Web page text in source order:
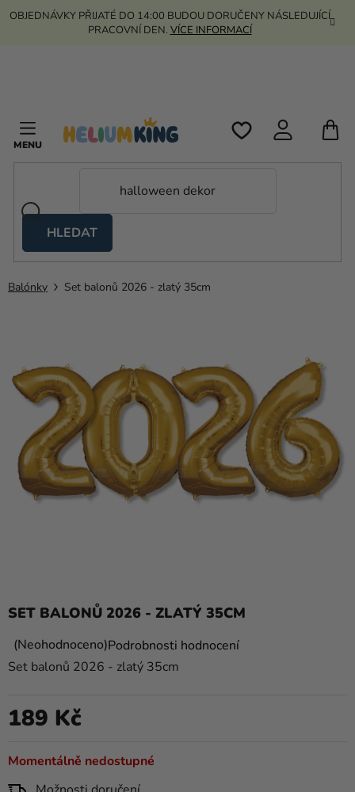
Přejít
OBJEDNÁVKY PŘIJATÉ DO 14:00 BUDOU DORUČENY NÁSLEDUJÍCÍ
PRACOVNÍ DEN. VÍCE INFORMACÍ
HLEDAT
stany
Kanekalon
balónky
Svatba
Párty
Výzdoba
a
doplňky
a
merch
Kreativní
Balónky Set balonů 2026 - zlatý 35cm
SET BALONŮ 2026 - ZLATÝ 35CM
Průměrné
hodnocení
0,0
5
NeohodnocenoPodrobnosti hodnocení
Set balonů 2026 - zlatý 35cm
Momentálně nedostupné
189 Kč